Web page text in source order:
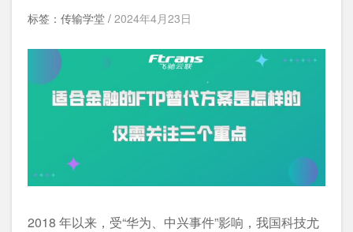
标签：传输学堂 / 2024年4月23日
2018 年以来，受“华为、中兴事件”影响，我国科技尤